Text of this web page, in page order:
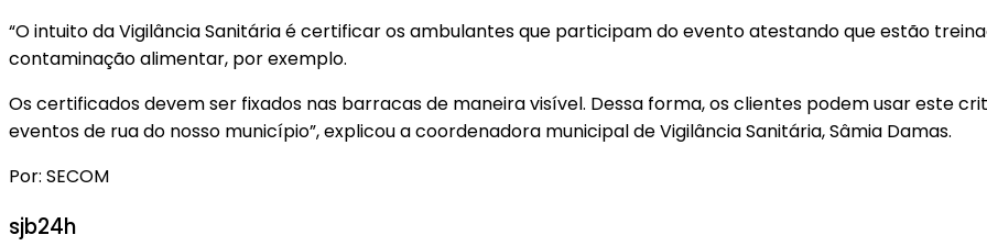
“O intuito da Vigilância Sanitária é certificar os ambulantes que participam do evento atestando que estão
contaminação alimentar, por exemplo.
Os certificados devem ser fixados nas barracas de maneira visível. Dessa forma, os clientes podem usar este
eventos de rua do nosso município”, explicou a coordenadora municipal de Vigilância Sanitária, Sâmia Damas.
Por: SECOM
sjb24h